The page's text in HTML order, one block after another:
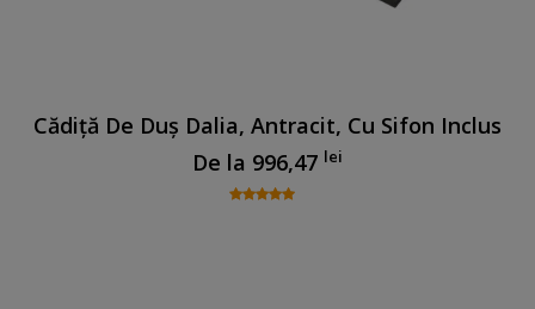
Cădiță De Duș Dalia, Antracit, Cu Sifon Inclus
De la 996,47 lei